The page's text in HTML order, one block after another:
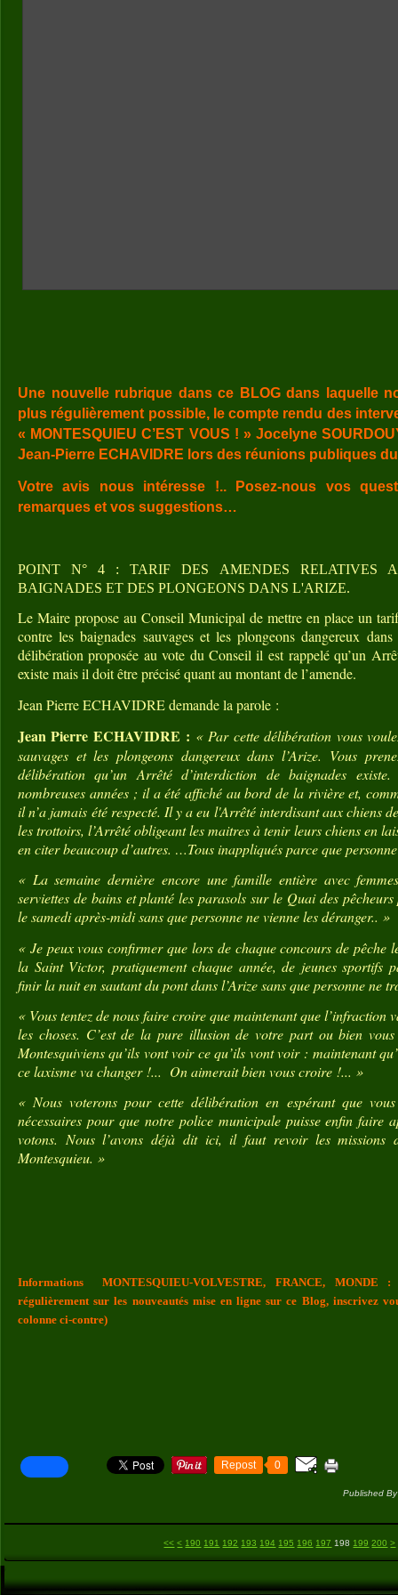
Une nouvelle rubrique dans ce BLOG dans laquelle
plus régulièrement possible, le compte rendu des
« MONTESQUIEU C’EST VOUS ! » Jocelyne
Jean-Pierre ECHAVIDRE lors des réunions publiques
Votre avis nous intéresse !.. Posez-nous vos
remarques et vos suggestions…
POINT N° 4 : TARIF DES AMENDES RELATIVES
BAIGNADES ET DES PLONGEONS DANS L'ARIZE.
Le Maire propose au Conseil Municipal de mettre en place un
contre les baignades sauvages et les plongeons dangereux
délibération proposée au vote du Conseil il est rappelé qu’un
existe mais il doit être précisé quant au montant de l’amende.
Jean Pierre ECHAVIDRE demande la parole :
Jean Pierre ECHAVIDRE : « Par cette délibération vous
sauvages et les plongeons dangereux dans l’Arize. Vous
délibération qu’un Arrêté d’interdiction de baignades
nombreuses années ; il a été affiché au bord de la rivière et,
il n’a jamais été respecté. Il y a eu l'Arrêté interdisant aux chiens
les trottoirs, l’Arrêté obligeant les maitres à tenir leurs chiens en
en citer beaucoup d’autres. …Tous inappliqués parce que
« La semaine dernière encore une famille entière avec
serviettes de bains et planté les parasols sur le Quai des
le samedi après-midi sans que personne ne vienne les déranger.. »
« Je peux vous confirmer que lors de chaque concours de pêche
la Saint Victor, pratiquement chaque année, de jeunes sportifs
finir la nuit en sautant du pont dans l’Arize sans que personne ne
« Vous tentez de nous faire croire que maintenant que l’infraction
les choses. C’est de la pure illusion de votre part ou bien
Montesquiviens qu’ils vont voir ce qu’ils vont voir : maintenant
ce laxisme va changer !... On aimerait bien vous croire !... »
« Nous voterons pour cette délibération en espérant que
nécessaires pour que notre police municipale puisse enfin faire
votons. Nous l’avons déjà dit ici, il faut revoir les missions
Montesquieu. »
Informations MONTESQUIEU-VOLVESTRE, FRANCE, MONDE
régulièrement sur les nouveautés mise en ligne sur ce Blog, inscrivez
colonne ci-contre)
Repost 0
Published
<< < 100
110
120
130
140
150
160
170
180
190 191 192 193 194 195 196 197 198 199 200 >